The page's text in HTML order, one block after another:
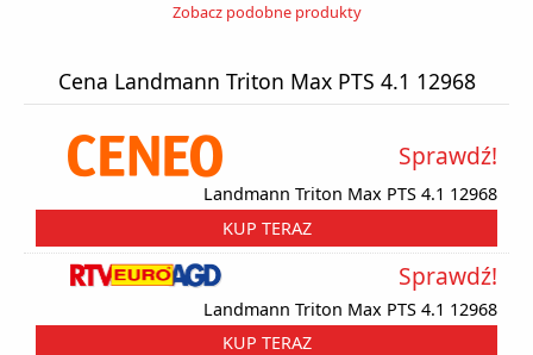
Zobacz podobne produkty
Cena Landmann Triton Max PTS 4.1 12968
Landmann Triton Max PTS 4.1 12968
Sprawdź!
KUP TERAZ
Landmann Triton Max PTS 4.1 12968
Sprawdź!
KUP TERAZ